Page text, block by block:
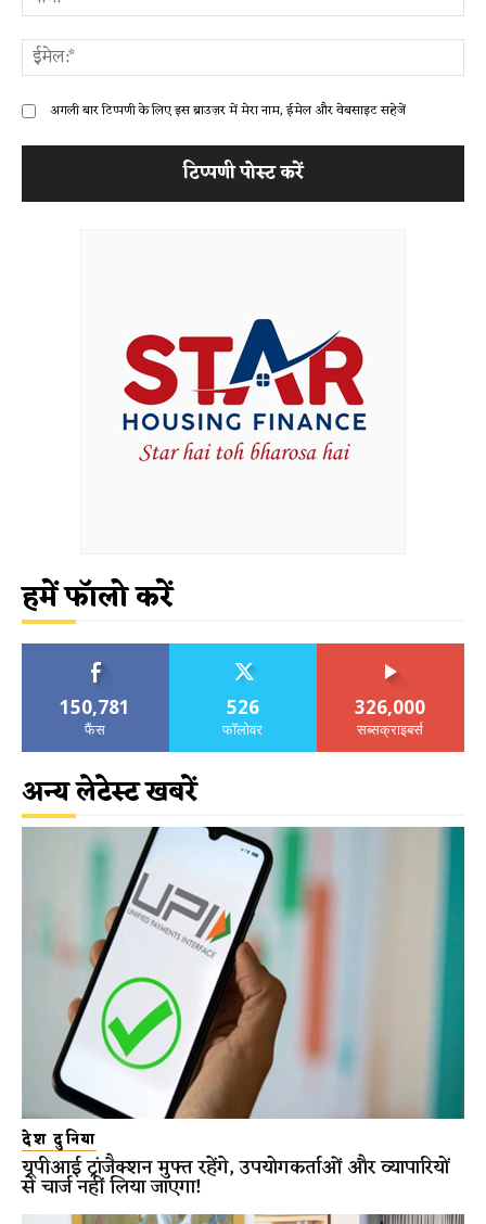
अगली बार टिप्पणी के लिए इस ब्राउज़र में मेरा नाम, ईमेल और वेबसाइट सहेजें
हमें फॉलो करें
150,781
फैंस
526
फॉलोवर
326,000
सब्सक्राइबर्स
अन्य लेटेस्ट खबरें
देश दुनिया
यूपीआई ट्रांजैक्शन मुफ्त रहेंगे, उपयोगकर्ताओं और व्यापारियों
से चार्ज नहीं लिया जाएगा!